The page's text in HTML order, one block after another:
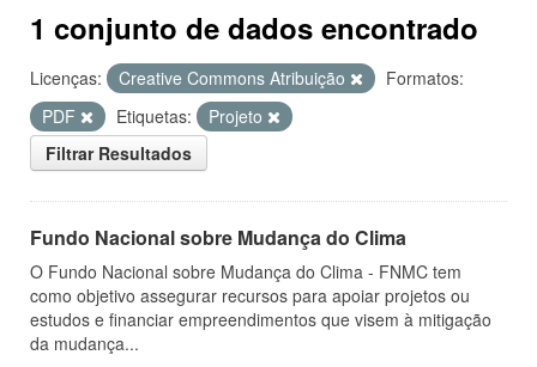
1 conjunto de dados encontrado
Licenças: Creative Commons Atribuição
Formatos:
PDF
Etiquetas:
Projeto
Filtrar Resultados
Fundo Nacional sobre Mudança do Clima
O Fundo Nacional sobre Mudança do Clima - FNMC tem
como objetivo assegurar recursos para apoiar projetos ou
estudos e financiar empreendimentos que visem à mitigação
da mudança...